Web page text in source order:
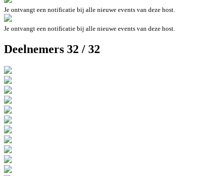
Je ontvangt een notificatie bij alle nieuwe events van deze host.
Je ontvangt een notificatie bij alle nieuwe events van deze host.
Deelnemers 32 / 32